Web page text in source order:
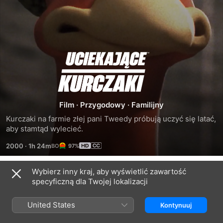
Uciekające
kurczaki
Film · Przygodowy · Familijny
Kurczaki na farmie złej pani Tweedy próbują uczyć się latać,
aby stamtąd wylecieć.
2000 · 1h 24m 97%
Podobne
Gromit:
Mr.
Fox
Wybierz inny kraj, aby wyświetlić zawartość
specyficzną dla Twojej lokalizacji
United States Kontynuuj